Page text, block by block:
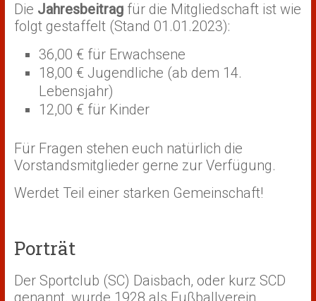
Die Jahresbeitragfür die Mitgliedschaft ist wie
folgt gestaffelt (Stand 01.01.2023):
36,00 € für Erwachsene
18,00 € Jugendliche (ab dem 14.
Lebensjahr)
12,00 € für Kinder
Für Fragen stehen euch natürlich die
Vorstandsmitglieder gerne zur Verfügung.
Werdet Teil einer starken Gemeinschaft!
Porträt
Der Sportclub (SC) Daisbach, oder kurz SCD